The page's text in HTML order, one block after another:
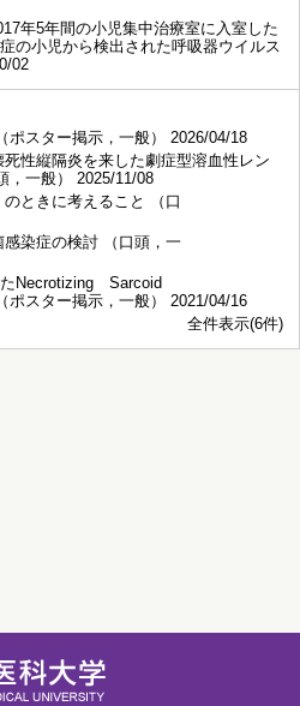
年5年間の小児集中治療室に入室した
の小児から検出された呼吸器ウイルス
02
ポスター掲示，一般） 2026/04/18
性縦隔炎を来した劇症型溶血性レン
，一般） 2025/11/08
のときに考えること （口
染症の検討 （口頭，一
たNecrotizing Sarcoid
ポスター掲示，一般） 2021/04/16
全件表示(6件)